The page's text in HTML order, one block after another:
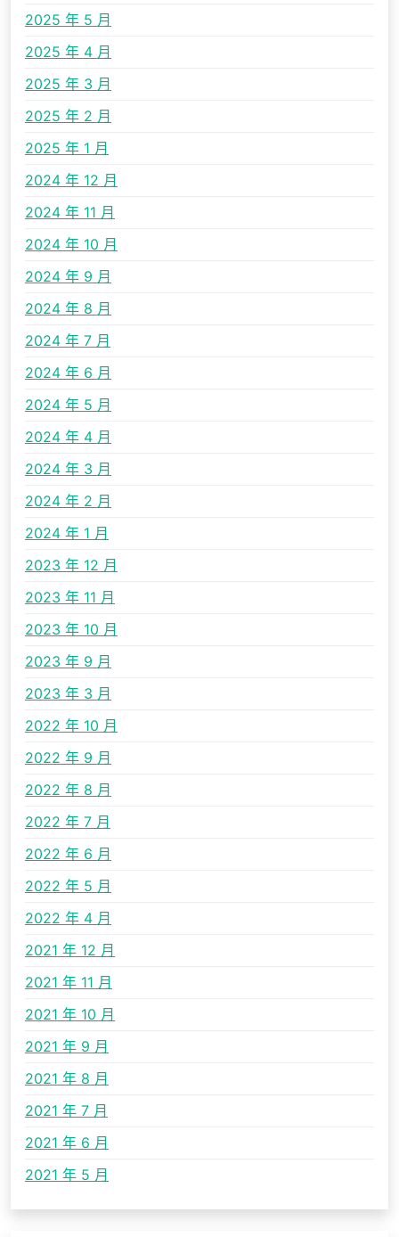
2025 年 5 月
2025 年 4 月
2025 年 3 月
2025 年 2 月
2025 年 1 月
2024 年 12 月
2024 年 11 月
2024 年 10 月
2024 年 9 月
2024 年 8 月
2024 年 7 月
2024 年 6 月
2024 年 5 月
2024 年 4 月
2024 年 3 月
2024 年 2 月
2024 年 1 月
2023 年 12 月
2023 年 11 月
2023 年 10 月
2023 年 9 月
2023 年 3 月
2022 年 10 月
2022 年 9 月
2022 年 8 月
2022 年 7 月
2022 年 6 月
2022 年 5 月
2022 年 4 月
2021 年 12 月
2021 年 11 月
2021 年 10 月
2021 年 9 月
2021 年 8 月
2021 年 7 月
2021 年 6 月
2021 年 5 月